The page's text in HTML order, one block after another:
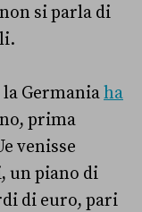
si parla di
Germaniaha
prima
venisse
un piano di
di euro, pari